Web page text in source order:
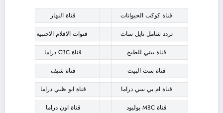
قناة كوكب الحيوانات قناة النهار
تردد شامل نايل سات قنوات الافلام الاجنبية
قناة بيتي للطبخ قناة CBC دراما
قناة ست البيت قناة شيف
قناة ام بي سي دراما قناة ابو ظبي دراما
قناة MBC بوليود قناة اون دراما